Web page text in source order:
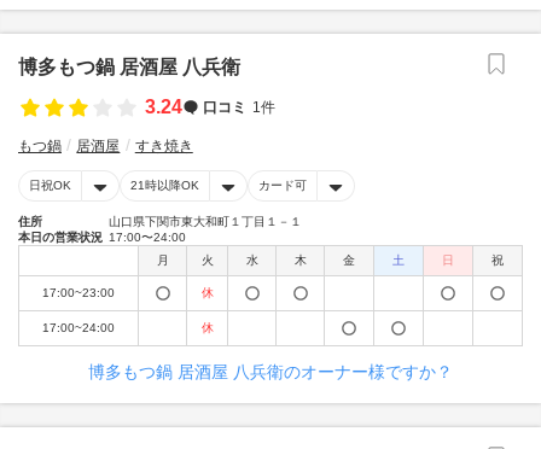
博多もつ鍋 居酒屋 八兵衛
3.24
口コミ 1件
もつ鍋 居酒屋 すき焼き
日祝OK 21時以降OK カード可
住所
山口県下関市東大和町１丁目１－１
本日の営業状況 17:00〜24:00
月
火 水 木 金 土 日 祝
17:00~23:00 休
17:00~24:00 休
博多もつ鍋 居酒屋 八兵衛のオーナー様ですか？